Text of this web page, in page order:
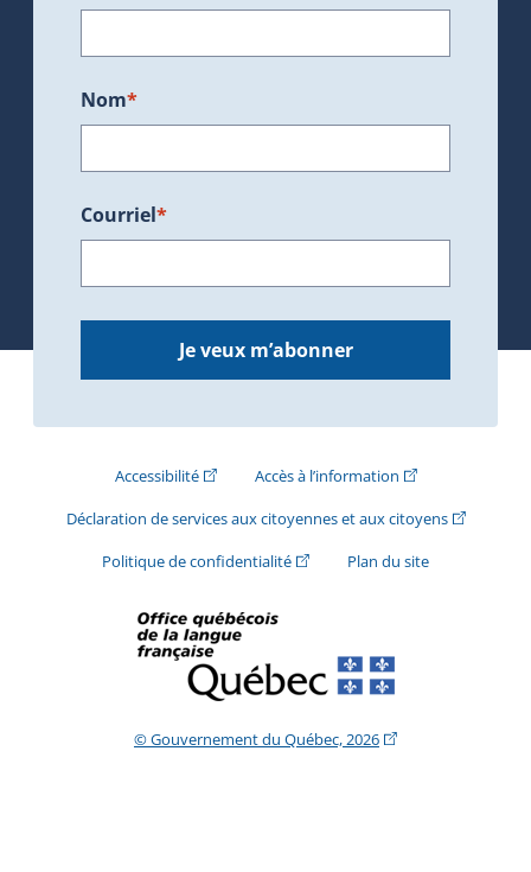
Nom*
Courriel*
Je veux m’abonner
Accessibilité(Cet hyperlien externe s'ouvrira dans une
Accès à l’information(Cet hyperlien
Déclaration de services aux citoyennes et aux citoyens(Cet
Politique de confidentialité(Cet hyperlien externe s'ouvrira
Plan du site
© Gouvernement du Québec, 2026(Cet hyperlien